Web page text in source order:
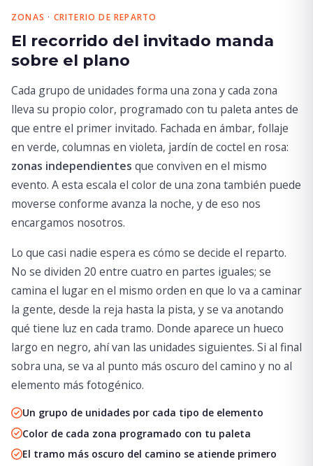
ZONAS · CRITERIO DE REPARTO
El recorrido del invitado manda
sobre el plano
Cada grupo de unidades forma una zona y cada zona
lleva su propio color, programado con tu paleta antes de
que entre el primer invitado. Fachada en ámbar, follaje
en verde, columnas en violeta, jardín de coctel en rosa:
zonas independientes que conviven en el mismo
evento. A esta escala el color de una zona también puede
moverse conforme avanza la noche, y de eso nos
encargamos nosotros.
Lo que casi nadie espera es cómo se decide el reparto.
No se dividen 20 entre cuatro en partes iguales; se
camina el lugar en el mismo orden en que lo va a caminar
la gente, desde la reja hasta la pista, y se va anotando
qué tiene luz en cada tramo. Donde aparece un hueco
largo en negro, ahí van las unidades siguientes. Si al final
sobra una, se va al punto más oscuro del camino y no al
elemento más fotogénico.
Un grupo de unidades por cada tipo de elemento
Color de cada zona programado con tu paleta
El tramo más oscuro del camino se atiende primero